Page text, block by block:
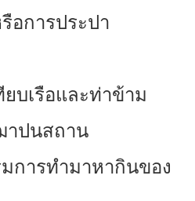
อการประปา
บเรือและท่าข้าม
าปนสถาน
การทำมาหากินของ